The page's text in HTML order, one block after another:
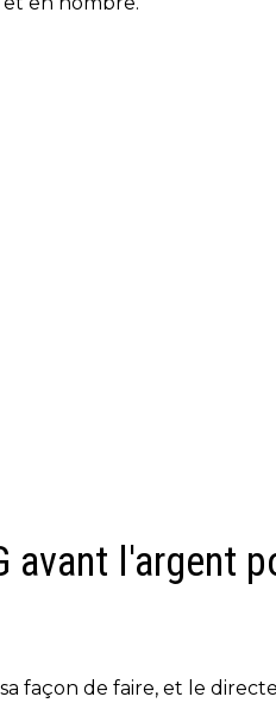
avant l'argent
sa façon de faire, et le